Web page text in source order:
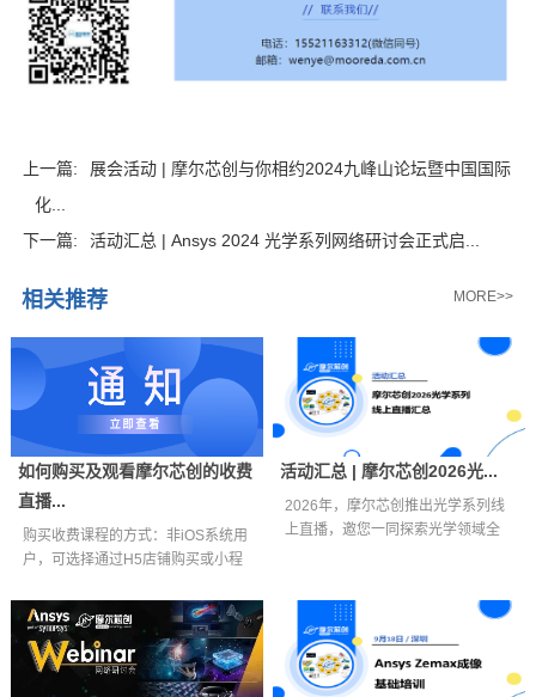
上一篇:
展会活动 | 摩尔芯创与你相约2024九峰山论坛暨中国国际
化...
下一篇:
活动汇总 | Ansys 2024 光学系列网络研讨会正式启...
相关推荐 MORE>>
如何购买及观看摩尔芯创的收费
直播...
购买收费课程的方式：非iOS系统用
户，可选择通过H5店铺购买或小程
活动汇总 | 摩尔芯创2026光...
2026年，摩尔芯创推出光学系列线
上直播，邀您一同探索光学领域全